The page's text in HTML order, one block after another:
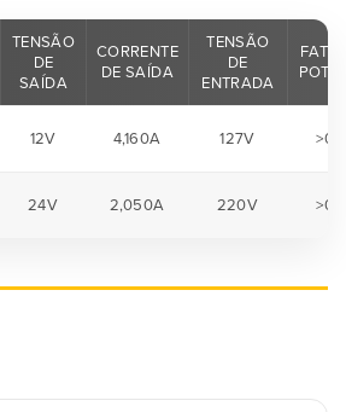
TENSÃO
DE
SAÍDA
CORRENTE
DE SAÍDA
TENSÃO
DE
ENTRADA
12V 4,160A 127V
24V 2,050A 220V